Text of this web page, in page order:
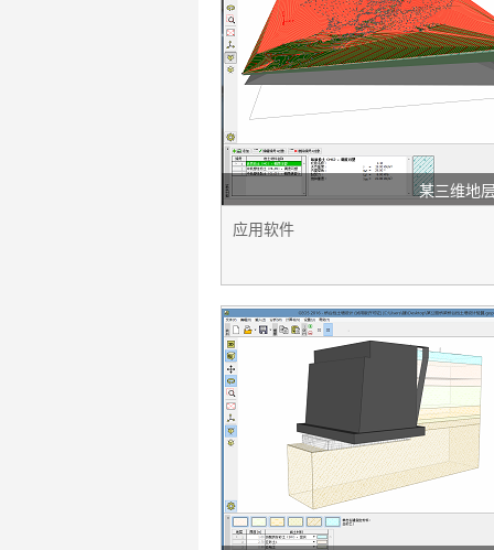
某三维地
应用软件